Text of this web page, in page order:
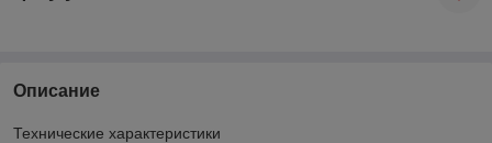
Описание
Технические характеристики